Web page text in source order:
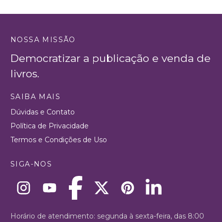
NOSSA MISSÃO
Democratizar a publicação e venda de
livros.
SAIBA MAIS
Dúvidas e Contato
Política de Privacidade
Termos e Condições de Uso
SIGA-NOS
Horário de atendimento: segunda à sexta-feira, das 8:00